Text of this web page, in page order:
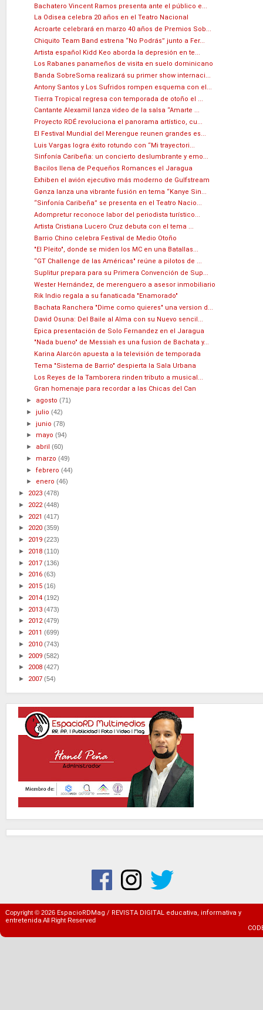
Bachatero Vincent Ramos presenta ante el público e...
La Odisea celebra 20 años en el Teatro Nacional
Acroarte celebrará en marzo 40 años de Premios Sob...
Chiquito Team Band estrena “No Podrás” junto a Fer...
Artista español Kidd Keo aborda la depresión en te...
Los Rabanes panameños de visita en suelo dominicano
Banda SobreSoma realizará su primer show internaci...
Antony Santos y Los Sufridos rompen esquema con el...
Tierra Tropical regresa con temporada de otoño el ...
Cantante Alexamil lanza video de la salsa “Amarte ...
Proyecto RDÉ revoluciona el panorama artístico, cu...
El Festival Mundial del Merengue reunen grandes es...
Luis Vargas logra éxito rotundo con “Mi trayectori...
Sinfonía Caribeña: un concierto deslumbrante y emo...
Bacilos llena de Pequeños Romances el Jaragua
Exhiben el avión ejecutivo más moderno de Gulfstream
Gønza lanza una vibrante fusión en tema “Kanye Sin...
“Sinfonía Caribeña” se presenta en el Teatro Nacio...
Adompretur reconoce labor del periodista turístico...
Artista Cristiana Lucero Cruz debuta con el tema ...
Barrio Chino celebra Festival de Medio Otoño
"El Pleito", donde se miden los MC en una Batallas...
“GT Challenge de las Américas" reúne a pilotos de ...
Suplitur prepara para su Primera Convención de Sup...
Wester Hernández, de merenguero a asesor inmobiliario
Rik Indio regala a su fanaticada "Enamorado"
Bachata Ranchera "Dime como quieres" una version d...
David Osuna: Del Baile al Alma con su Nuevo sencil...
Epica presentación de Solo Fernandez en el Jaragua
"Nada bueno" de Messiah es una fusion de Bachata y...
Karina Alarcón apuesta a la televisión de temporada
Tema "Sistema de Barrio" despierta la Sala Urbana
Los Reyes de la Tamborera rinden tributo a musical...
Gran homenaje para recordar a las Chicas del Can
► agosto(71)
►julio(42)
►junio(78)
► mayo(94)
► abril(60)
► marzo(49)
►febrero(44)
► enero(46)
► 2023 (478)
► 2022(448)
► 2021 (417)
► 2020 (359)
► 2019 (223)
► 2018 (110)
► 2017 (136)
► 2016 (63)
► 2015 (16)
► 2014 (192)
► 2013 (473)
► 2012(479)
► 2011 (699)
► 2010 (743)
► 2009 (582)
► 2008 (427)
► 2007 (54)
Copyright © 2026 EspacioRDMag / REVISTA DIGITAL educativa, informativa y
entretenidaAll Right Reserved